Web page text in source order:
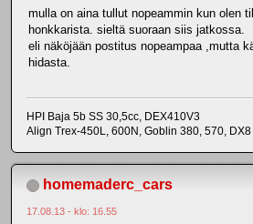
mulla on aina tullut nopeammin kun olen
honkkarista. sieltä suoraan siis jatkossa.
eli näköjään postitus nopeampaa ,mutta
hidasta.
HPI Baja 5b SS 30,5cc, DEX410V3
Align Trex-450L, 600N, Goblin 380, 570, DX8
homemaderc_cars
17.08.13 - klo: 16.55